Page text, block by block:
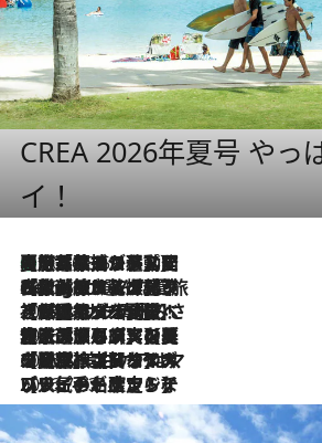
CREA 2026年夏号 やっ
イ！
2026.8.5
【厳選旅コスメ】国内をあちこち移動する河井菜摘が選んだ夏旅ベストコスメ発表！「リラックスアイテムはマスト」【Mサイズジップ】
2026.8.4
【厳選旅コスメ】「紫外線＆乾燥対策しながらメイク感も！」ヘア＆メイクGeorgeが選んだ夏旅ベストコスメを発表！【Mサイズジップ】
2026.8.3
【厳選旅コスメ】「保湿もタイパ重視！」“サウナ好き”タレント清水みさとが愛用する夏旅ベストコスメを発表！【Mサイズジップ】
2026.8.2
【厳選旅コスメ】美容家・瀬戸麻実の夏旅ベストコスメを発表！「ストレスなく使えるクレンジング＆洗顔は必須」【Mサイズジップ】
2026.8.1
【厳選旅コスメ】「UV＆美白ケアはマスト！」フリーアナウンサー宇賀なつみの夏旅ベストコスメを発表！【Mサイズジップ】
2026.7.23
【リピート確定！】ハワイの名店ランチプレートとサンドイッチ、手が止まらない人気ドーナツ